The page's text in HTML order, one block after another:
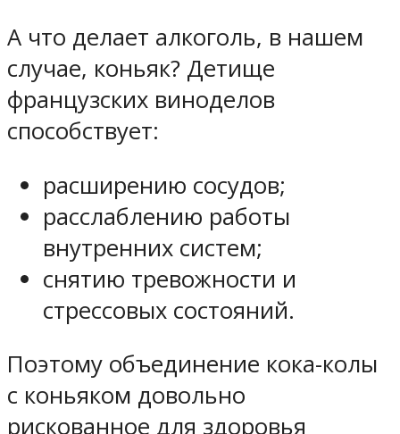
А что делает алкоголь, в нашем
случае, коньяк? Детище
французских виноделов
способствует:
расширению сосудов;
расслаблению работы
внутренних систем;
снятию тревожности и
стрессовых состояний.
Поэтому объединение кока-колы
с коньяком довольно
рискованное для здоровья